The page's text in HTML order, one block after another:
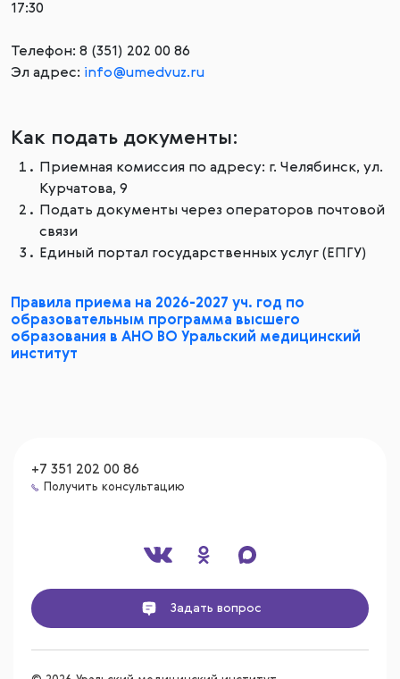
17:30
Телефон: 8 (351) 202 00 86
Эл адрес: info@umedvuz.ru
Как подать документы:
Приемная комиссия по адресу: г. Челябинск, ул.
Курчатова, 9
Подать документы через операторов почтовой
связи
Единый портал государственных услуг (ЕПГУ)
Правила приема на 2026-2027 уч. год по
образовательным программа высшего
образования в АНО ВО Уральский медицинский
институт
+7 351 202 00 86
Получить консультацию
Задать вопрос